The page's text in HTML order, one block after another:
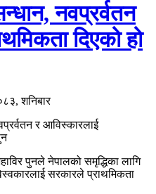
नवप्रर्वतन
दिएको हो
शनिबार
पुनले नेपालको समृद्धिका लागि
सरकारले प्राथमिकता